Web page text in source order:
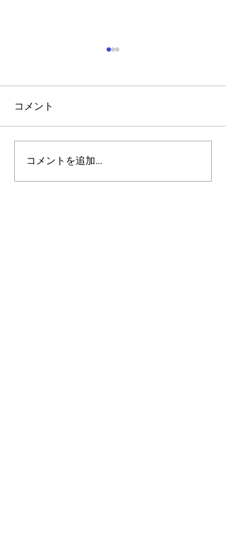
アルゴランドのポスト量
子暗号（PQC）ロードマ
コメント
コメントを追加…